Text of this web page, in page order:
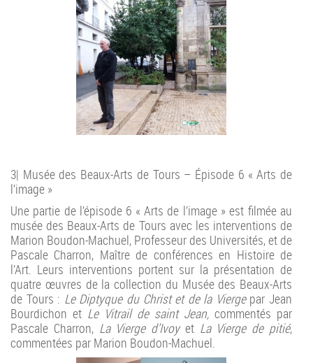
3| Musée des Beaux-Arts de Tours – Épisode 6 « Arts de
l’image »
Une partie de l’épisode 6 « Arts de l’image » est filmée au
musée des Beaux-Arts de Tours avec les interventions de
Marion Boudon-Machuel, Professeur des Universités, et de
Pascale Charron, Maître de conférences en Histoire de
l’Art. Leurs interventions portent sur la présentation de
quatre œuvres de la collection du Musée des Beaux-Arts
de Tours : Le Diptyque du Christ et de la Viergepar Jean
Bourdichon et Le Vitrail de saint Jean, commentés par
Pascale Charron, La Vierge d’Ivoyet La Vierge de pitié,
commentées par Marion Boudon-Machuel.